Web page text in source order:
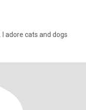
I like to dance, walk under the stars, read. I adore cats and dogs